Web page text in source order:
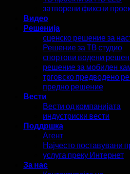
затворени фиксни
Видео
Решенија
сценско решение за
Решение за ТВ студио
спортови водени
решение за мобилен
трговско предводено
предно решение
Вести
Вести од компанијата
индустриски вести
Поддршка
Агент
Најчесто поставувани
услуга преку Интернет
За нас